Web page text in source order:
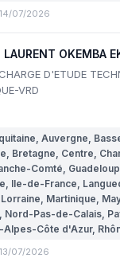
07/2026
LAURENT OKEMBA
D'ETUDE
VRD
Auvergne,
Bretagne, Centre,
Comté,
Ile-de-France,
Martinique,
Nord-Pas-de-Calais,
Alpes-Côte d'Azur,
07/2026